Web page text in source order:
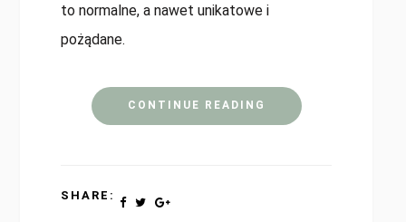
to normalne, a nawet unikatowe i
pożądane.
CONTINUE READING
SHARE: